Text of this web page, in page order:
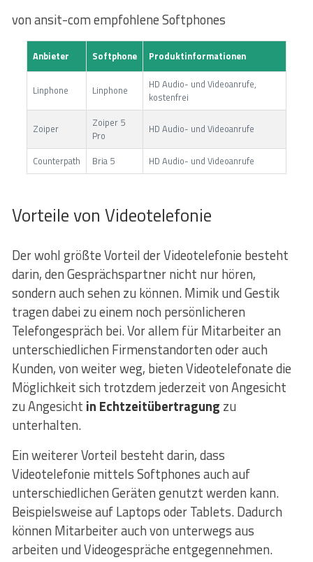
von ansit-com empfohlene Softphones
Anbieter Softphone Produktinformationen
Linphone Linphone
HD Audio- und Videoanrufe,
kostenfrei
Zoiper
Zoiper 5
Pro
HD Audio- und Videoanrufe
Counterpath Bria 5 HD Audio- und Videoanrufe
Vorteile von Videotelefonie
Der wohl größte Vorteil der Videotelefonie besteht
darin, den Gesprächspartner nicht nur hören,
sondern auch sehen zu können. Mimik und Gestik
tragen dabei zu einem noch persönlicheren
Telefongespräch bei. Vor allem für Mitarbeiter an
unterschiedlichen Firmenstandorten oder auch
Kunden, von weiter weg, bieten Videotelefonate die
Möglichkeit sich trotzdem jederzeit von Angesicht
zu Angesicht in Echtzeitübertragung zu
unterhalten.
Ein weiterer Vorteil besteht darin, dass
Videotelefonie mittels Softphones auch auf
unterschiedlichen Geräten genutzt werden kann.
Beispielsweise auf Laptops oder Tablets. Dadurch
können Mitarbeiter auch von unterwegs aus
arbeiten und Videogespräche entgegennehmen.